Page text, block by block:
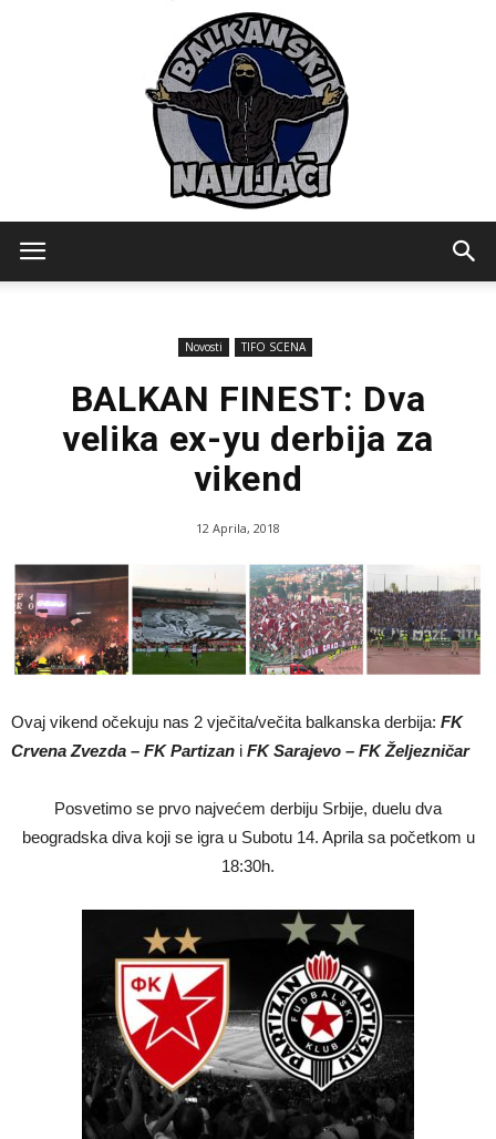
Novosti TIFO SCENA
BALKAN FINEST: Dva
velika ex-yu derbija za
vikend
12 Aprila, 2018
Ovaj vikend očekuju nas 2 vječita/večita balkanska derbija: FK
Crvena Zvezda – FK Partizan i FK Sarajevo – FK Željezničar
Posvetimo se prvo najvećem derbiju Srbije, duelu dva
beogradska diva koji se igra u Subotu 14. Aprila sa početkom u
18:30h.